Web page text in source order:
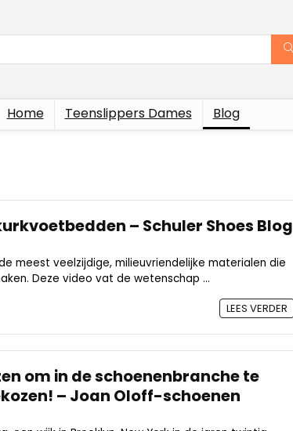
Home Teenslippers Dames Blog
– Schuler Shoes Blog
meest veelzijdige, milieuvriendelijke materialen die
Deze video vat de wetenschap ...
LEES VERDER
om in de schoenenbranche te
– Joan Oloff-schoenen